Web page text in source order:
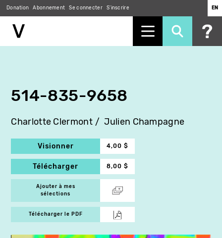
Donation Abonnement Se connecter S'inscrire EN
514-835-9658
Charlotte Clermont Julien Champagne
Visionner 4,00 $
Télécharger 8,00 $
Ajouter à mes
sélections
Télécharger le PDF